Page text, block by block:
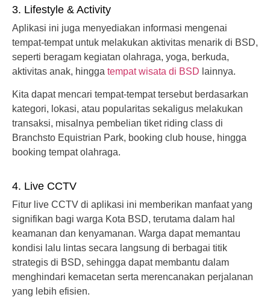
3. Lifestyle & Activity
Aplikasi ini juga menyediakan informasi mengenai
tempat-tempat untuk melakukan aktivitas menarik di BSD,
seperti beragam kegiatan olahraga, yoga, berkuda,
aktivitas anak, hingga tempat wisata di BSD lainnya.
Kita dapat mencari tempat-tempat tersebut berdasarkan
kategori, lokasi, atau popularitas sekaligus melakukan
transaksi, misalnya pembelian tiket riding class di
Branchsto Equistrian Park, booking club house, hingga
booking tempat olahraga.
4. Live CCTV
Fitur live CCTV di aplikasi ini memberikan manfaat yang
signifikan bagi warga Kota BSD, terutama dalam hal
keamanan dan kenyamanan. Warga dapat memantau
kondisi lalu lintas secara langsung di berbagai titik
strategis di BSD, sehingga dapat membantu dalam
menghindari kemacetan serta merencanakan perjalanan
yang lebih efisien.